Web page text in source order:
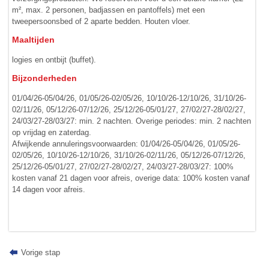
m², max. 2 personen, badjassen en pantoffels) met een
tweepersoonsbed of 2 aparte bedden. Houten vloer.
Maaltijden
logies en ontbijt (buffet).
Bijzonderheden
01/04/26-05/04/26, 01/05/26-02/05/26, 10/10/26-12/10/26, 31/10/26-
02/11/26, 05/12/26-07/12/26, 25/12/26-05/01/27, 27/02/27-28/02/27,
24/03/27-28/03/27: min. 2 nachten. Overige periodes: min. 2 nachten
op vrijdag en zaterdag.
Afwijkende annuleringsvoorwaarden: 01/04/26-05/04/26, 01/05/26-
02/05/26, 10/10/26-12/10/26, 31/10/26-02/11/26, 05/12/26-07/12/26,
25/12/26-05/01/27, 27/02/27-28/02/27, 24/03/27-28/03/27: 100%
kosten vanaf 21 dagen voor afreis, overige data: 100% kosten vanaf
14 dagen voor afreis.
Vorige stap